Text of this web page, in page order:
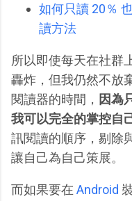
如何只讀 20％
讀方法
所以即使每天在社群
轟炸，但我仍然不放
閱讀器的時間， 因為
我可以完全的掌控自
訊閱讀的順序，剔除
讓自己為自己策展。
而如果要在 Android